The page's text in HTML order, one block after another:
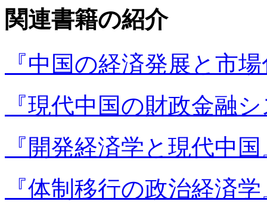
関連書籍の紹介
『中国の経済発展と市
『現代中国の財政金融
『開発経済学と現代中
『体制移行の政治経済